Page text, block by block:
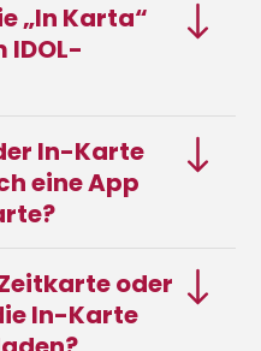
„In Karta“
IDOL-
In-Karte
eine App
oder
In-Karte